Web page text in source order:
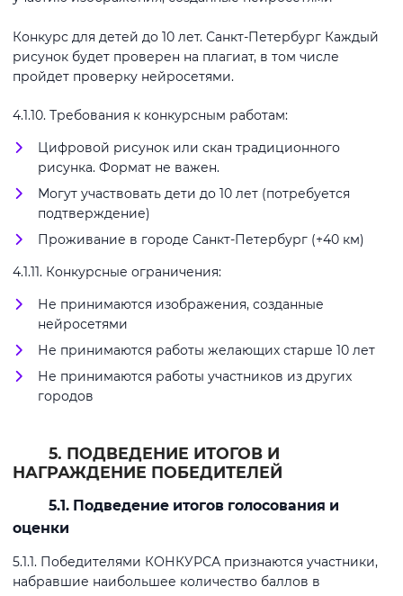
Конкурс для детей до 10 лет. Санкт-Петербург Каждый
рисунок будет проверен на плагиат, в том числе
пройдет проверку нейросетями.
4.1.10. Требования к конкурсным работам:
Цифровой рисунок или скан традиционного
рисунка. Формат не важен.
Могут участвовать дети до 10 лет (потребуется
подтверждение)
Проживание в городе Санкт-Петербург (+40 км)
4.1.11. Конкурсные ограничения:
Не принимаются изображения, созданные
нейросетями
Не принимаются работы желающих старше 10 лет
Не принимаются работы участников из других
городов
5. ПОДВЕДЕНИЕ ИТОГОВ И
НАГРАЖДЕНИЕ ПОБЕДИТЕЛЕЙ
5.1. Подведение итогов голосования и
оценки
5.1.1. Победителями КОНКУРСА признаются участники,
набравшие наибольшее количество баллов в